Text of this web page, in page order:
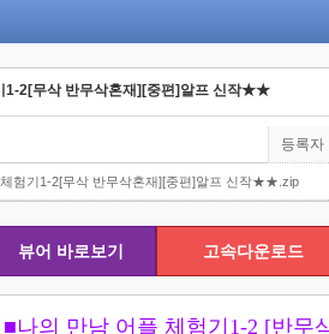
1-2[무삭 반무삭혼재][중편]알프 신작★★
등록자
험기1-2[무삭 반무삭혼재][중편]알프 신작★★.zip
뷰어 바로보기 고속다운로드
■나의 만남 어플 체험기1-2 [반무